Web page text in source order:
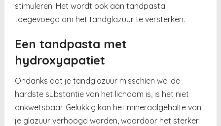
stimuleren. Het wordt ook aan tandpasta
toegevoegd om het tandglazuur te versterken.
Een tandpasta met
hydroxyapatiet
Ondanks dat je tandglazuur misschien wel de
hardste substantie van het lichaam is, is het niet
onkwetsbaar. Gelukkig kan het mineraalgehalte van
je glazuur verhoogd worden, waardoor het sterker